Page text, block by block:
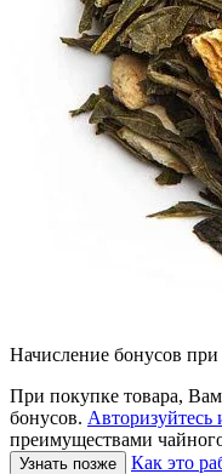
Начисление бонусов
При покупке товара,
бонусов. Авторизуйтесь
преимуществами
Узнать позже Как это